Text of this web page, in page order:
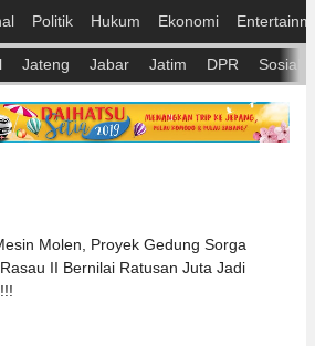
Politik Hukum Ekonomi
Jateng Jabar Jatim DPR Sosial
Molen, Proyek Gedung Sorga
II Bernilai Ratusan Juta Jadi